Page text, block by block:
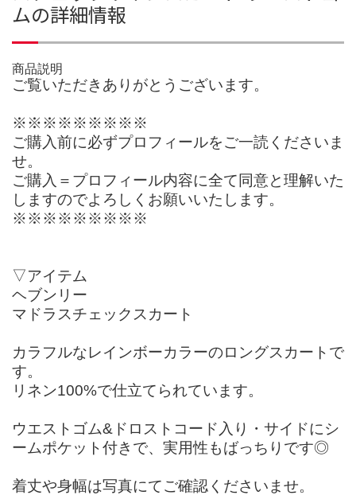
ムの詳細情報
商品説明
ご覧いただきありがとうございます。
※※※※※※※※※
ご購入前に必ずプロフィールをご一読くださいま
せ。
ご購入＝プロフィール内容に全て同意と理解いた
しますのでよろしくお願いいたします。
※※※※※※※※※
▽アイテム
ヘブンリー
マドラスチェックスカート
カラフルなレインボーカラーのロングスカートで
す。
リネン100%で仕立てられています。
ウエストゴム&ドロストコード入り・サイドにシ
ームポケット付きで、実用性もばっちりです◎
着丈や身幅は写真にてご確認くださいませ。